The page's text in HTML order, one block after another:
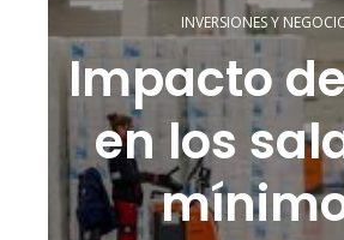
INVERSIONES Y
Impacto
en los